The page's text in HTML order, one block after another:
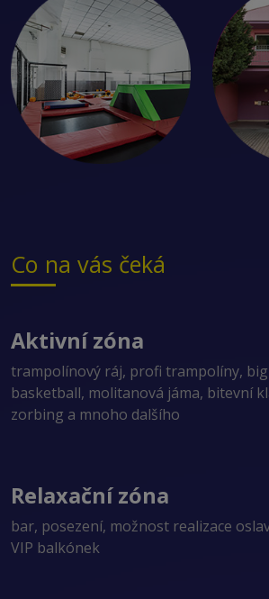
Co na vás čeká
Aktivní zóna
trampolínový ráj, profi trampolíny,
basketball, molitanová jáma, bitevní
zorbing a mnoho dalšího
Relaxační zóna
bar, posezení, možnost realizace
VIP balkónek